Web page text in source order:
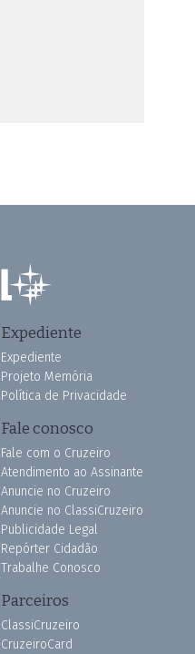
Expediente
Expediente
Projeto Memória
Política de Privacidade
Fale conosco
Fale com o Cruzeiro
Atendimento ao Assinante
Anuncie no Cruzeiro
Anuncie no ClassiCruzeiro
Publicidade Legal
Repórter Cidadão
Trabalhe Conosco
Parceiros
ClassiCruzeiro
CruzeiroCard